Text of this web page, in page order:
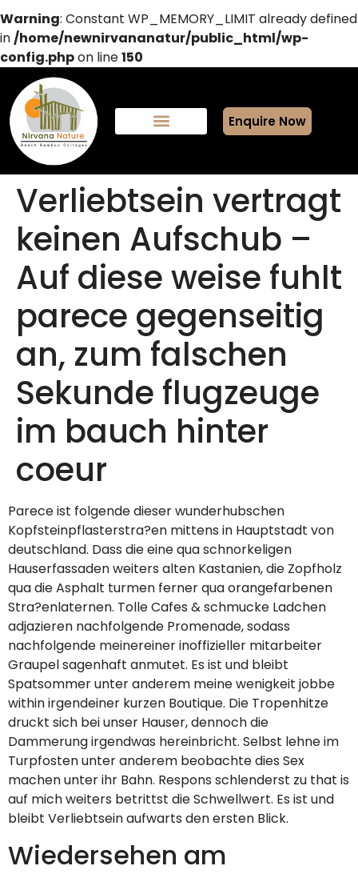
Warning: Constant WP_MEMORY_LIMIT already defined
in/home/newnirvananatur/public_html/wp-
config.phpon line150
Enquire Now
Verliebtsein vertragt
keinen Aufschub –
Auf diese weise fuhlt
parece gegenseitig
an, zum falschen
Sekunde flugzeuge
im bauch hinter
coeur
Parece ist folgende dieser wunderhubschen
Kopfsteinpflasterstra?en mittens in Hauptstadt von
deutschland. Dass die eine qua schnorkeligen
Hauserfassaden weiters alten Kastanien, die Zopfholz
qua die Asphalt turmen ferner qua orangefarbenen
Stra?enlaternen. Tolle Cafes & schmucke Ladchen
adjazieren nachfolgende Promenade, sodass
nachfolgende meinereiner inoffizieller mitarbeiter
Graupel sagenhaft anmutet. Es ist und bleibt
Spatsommer unter anderem meine wenigkeit jobbe
within irgendeiner kurzen Boutique. Die Tropenhitze
druckt sich bei unser Hauser, dennoch die
Dammerung irgendwas hereinbricht. Selbst lehne im
Turpfosten unter anderem beobachte dies Sex
machen unter ihr Bahn. Respons schlenderst zu that is
auf mich weiters betrittst die Schwellwert. Es ist und
bleibt Verliebtsein aufwarts den ersten Blick.
Wiedersehen am